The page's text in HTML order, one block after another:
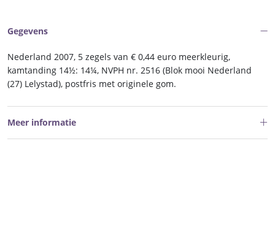
postfris
aantal
Gegevens
Nederland 2007, 5 zegels van € 0,44 euro meerkleurig,
kamtanding 14½: 14¼, NVPH nr. 2516 (Blok mooi Nederland
(27) Lelystad), postfris met originele gom.
Meer informatie